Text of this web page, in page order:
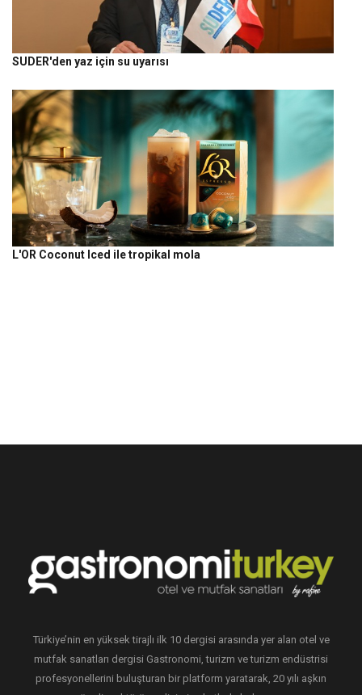
SUDER'den yaz için su uyarısı
L'OR Coconut Iced ile tropikal mola
Türkiye’nin en yüksek tirajlı ilk 10 dergisi arasında yer alan otel ve
mutfak sanatları dergisi Gastronomi, turizm ve turizm endüstrisi
profesyonellerini buluşturan bir platform yaratarak, 20 yılı aşkın